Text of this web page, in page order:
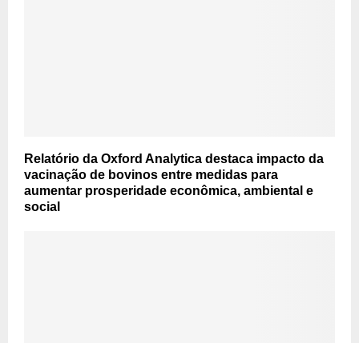
Relatório da Oxford Analytica destaca impacto da
vacinação de bovinos entre medidas para
aumentar prosperidade econômica, ambiental e
social